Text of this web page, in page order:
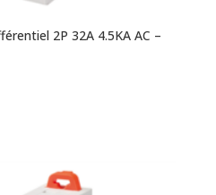
2P 32A 4.5KA AC –